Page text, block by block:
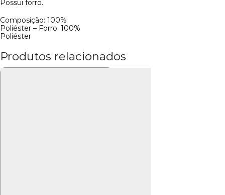
Possui forro.
Composição: 100%
Poliéster – Forro: 100%
Poliéster
Produtos relacionados